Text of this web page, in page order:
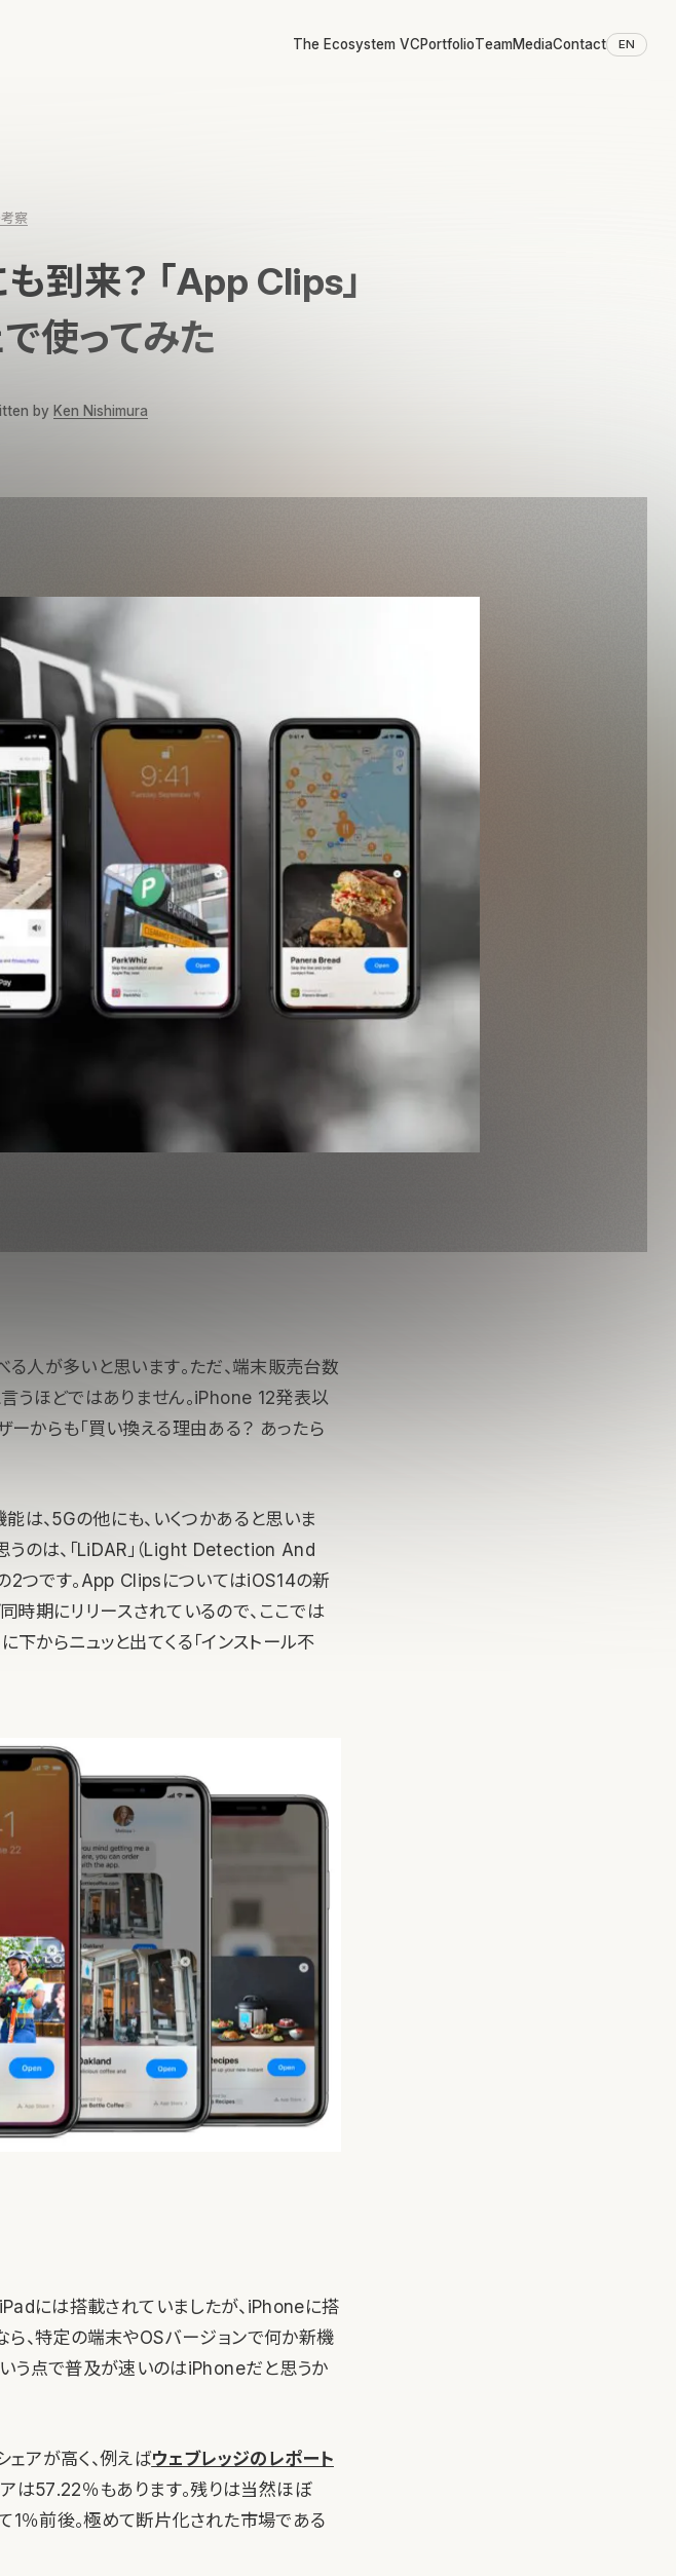
The Ecosystem VCPortfolioTeamMediaContact EN
考察
到来？ 「App Clips」
使ってみた
by Ken Nishimura
人が多いと思います。ただ、端末販売台数
うほどではありません。iPhone 12発表以
からも「買い換える理由ある？ あったら
は、5Gの他にも、いくつかあると思いま
のは、「LiDAR」（Light Detection And
の2つです。App ClipsについてはiOS14の新
期にリリースされているので、ここでは
からニュッと出てくる「インストール不
には搭載されていましたが、iPhoneに搭
ら、特定の端末やOSバージョンで何か新機
う点で普及が速いのはiPhoneだと思うか
アが高く、例えばウェブレッジのレポート
57.22％もあります。残りは当然ほぼ
1％前後。極めて断片化された市場である